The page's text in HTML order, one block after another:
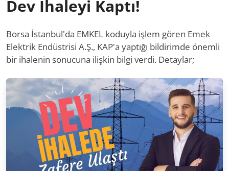
Dev İhaleyi Kaptı!
Borsa İstanbul'da EMKEL koduyla işlem gören Emek
Elektrik Endüstrisi A.Ş., KAP'a yaptığı bildirimde önemli
bir ihalenin sonucuna ilişkin bilgi verdi. Detaylar;